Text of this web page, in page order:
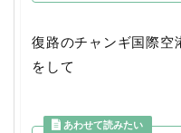
復路のチャンギ国際空
をして